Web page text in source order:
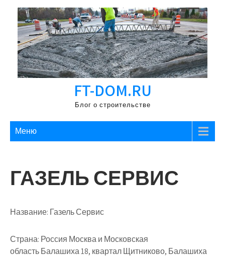
Перейти
содержимому
FT-DOM.RU
Блог о строительстве
Меню
ГАЗЕЛЬ СЕРВИС
Название: Газель Сервис
Страна: Россия Москва и Московская
область Балашиха 18, квартал Щитниково, Балашиха